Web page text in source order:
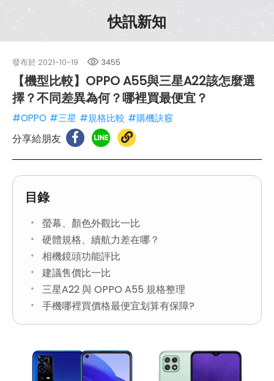
快訊新知
發布於 2021-10-19 3455
【機型比較】OPPO A55與三星A22該怎麼選
擇？不同差異為何？哪裡買最便宜？
#OPPO #三星 #規格比較 #購機訣竅
分享給朋友
目錄
螢幕、顏色外觀比一比
硬體規格、續航力差在哪？
相機鏡頭功能評比
建議售價比一比
三星A22 與 OPPO A55 規格整理
手機哪裡買價格最便宜划算有保障?